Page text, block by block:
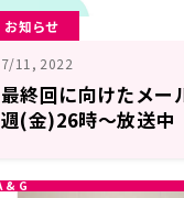
お知らせ
7/11, 2022
最終回に向けたメ
週(金)26時～放送中